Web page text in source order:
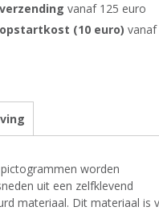
verzending vanaf 125 euro
opstartkost (10 euro) vanaf
worden
uit een zelfklevend
materiaal. Dit materiaal is